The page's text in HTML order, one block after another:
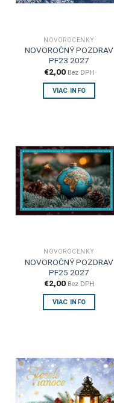
NOVOROČENKY
NOVOROČNÝ POZDRAV
PF23 2027
€2,00 Bez DPH
VIAC INFO
NOVOROČENKY
NOVOROČNÝ POZDRAV
PF25 2027
€2,00 Bez DPH
VIAC INFO